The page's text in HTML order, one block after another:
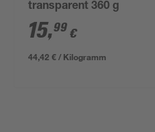
transparent 360 g
15,99 €
44,42 € / Kilogramm